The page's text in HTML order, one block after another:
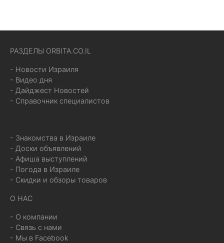
РАЗДЕЛЫ ORBITA.CO.IL
- Новости Израиля
- Видео дня
- Дайджест Новостей
- Справочник специалистов
- Знакомства в Израиле
- Доски объявлений
- Афиша выступлений
- Погода в Израиле
- Скидки и обзоры товаров
О НАС
- О компании
- Связь с нами
- Мы в Facebook